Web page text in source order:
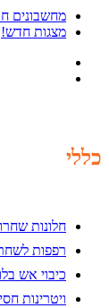
מחשבונים
מצגות חדש!
כללי
חלונות
רפפות
כיבוי אש
ויטרינות